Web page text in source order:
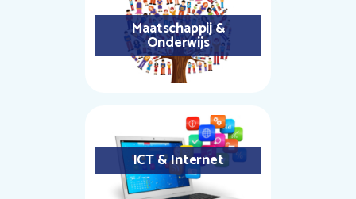
Maatschappij &
Onderwijs
ICT & Internet